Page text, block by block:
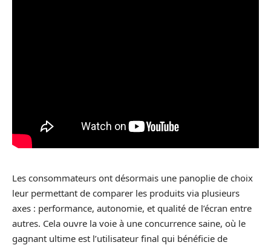
Les consommateurs ont désormais une panoplie de choix
leur permettant de comparer les produits via plusieurs
axes : performance, autonomie, et qualité de l’écran entre
autres. Cela ouvre la voie à une concurrence saine, où le
gagnant ultime est l’utilisateur final qui bénéficie de